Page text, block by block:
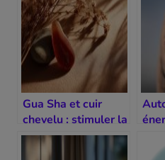
Gua Sha et cuir
chevelu : stimuler la
circulation
en